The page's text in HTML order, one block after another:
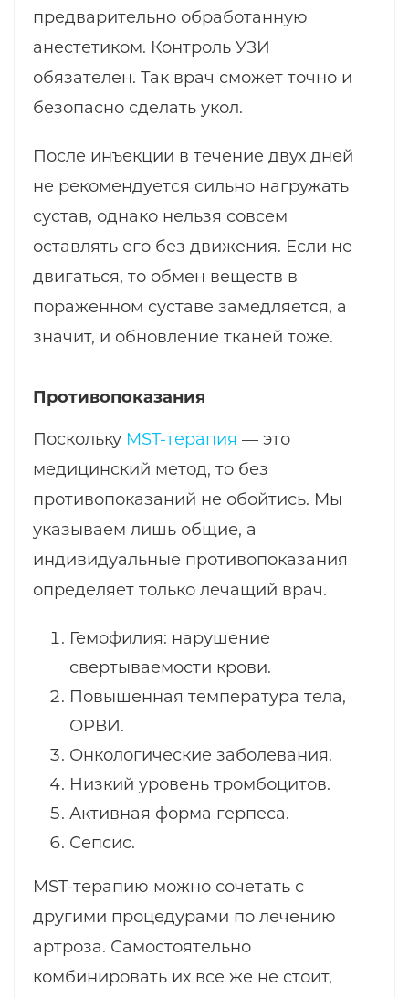
предварительно обработанную
анестетиком. Контроль УЗИ
обязателен. Так врач сможет точно и
безопасно сделать укол.
После инъекции в течение двух дней
не рекомендуется сильно нагружать
сустав, однако нельзя совсем
оставлять его без движения. Если не
двигаться, то обмен веществ в
пораженном суставе замедляется, а
значит, и обновление тканей тоже.
Противопоказания
Поскольку MST-терапия — это
медицинский метод, то без
противопоказаний не обойтись. Мы
указываем лишь общие, а
индивидуальные противопоказания
определяет только лечащий врач.
Гемофилия: нарушение
свертываемости крови.
Повышенная температура тела,
ОРВИ.
Онкологические заболевания.
Низкий уровень тромбоцитов.
Активная форма герпеса.
Сепсис.
MST-терапию можно сочетать с
другими процедурами по лечению
артроза. Самостоятельно
комбинировать их все же не стоит,